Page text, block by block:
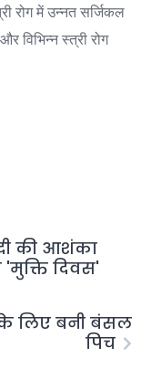
रोग में उन्नत सर्जिकल
विभिन्न स्त्री रोग
की आशंका
'मुक्ति दिवस'
लिए बनी बंसल
पिच